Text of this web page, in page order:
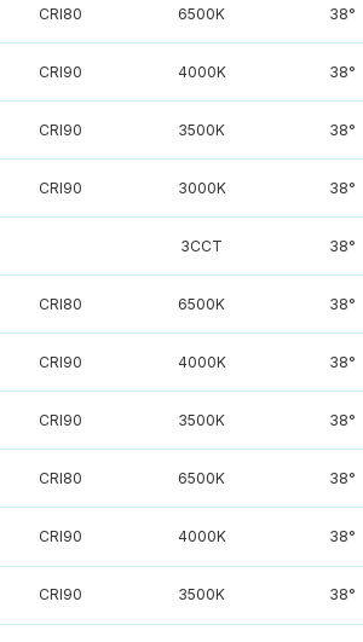
CRI80 6500K 38°
CRI90 4000K 38°
CRI90 3500K 38°
CRI90 3000K 38°
3CCT 38°
CRI80 6500K 38°
CRI90 4000K 38°
CRI90 3500K 38°
CRI80 6500K 38°
CRI90 4000K 38°
CRI90 3500K 38°